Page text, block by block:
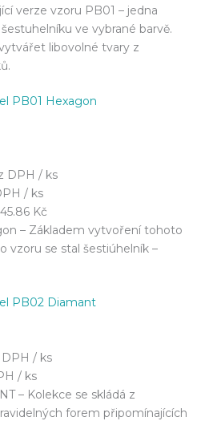
verze vzoru PB01 – jedna
ve vybrané barvě.
libovolné tvary z
PB01 Hexagon
DPH / ks
/ ks
Kč
– Základem vytvoření tohoto
vzoru se stal šestiúhelník –
PB02 Diamant
/ ks
/ ks
– Kolekce se skládá z
forem připomínajících